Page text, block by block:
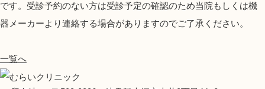
です。受診予約のない方は受診予定の確認のため当院もしくは機
器メーカーより連絡する場合がありますのでご了承ください。
一覧へ